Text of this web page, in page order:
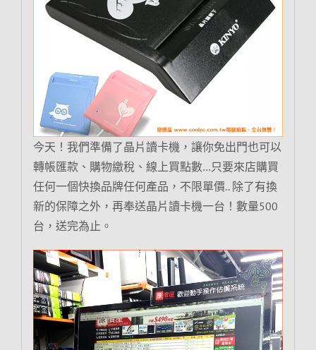
今天！我們準備了晶片讀卡機，讓你免出門也可以
轉帳匯款、購物繳稅、線上買點數…只要來店購買
任何一個快換品牌任何產品，不限單價.. 除了有換
新的保障之外，再奉送晶片讀卡機一台！數量500
台，送完為止。